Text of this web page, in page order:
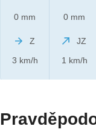
0 mm
Z
3 km/h
0 mm
JZ
1 km/h